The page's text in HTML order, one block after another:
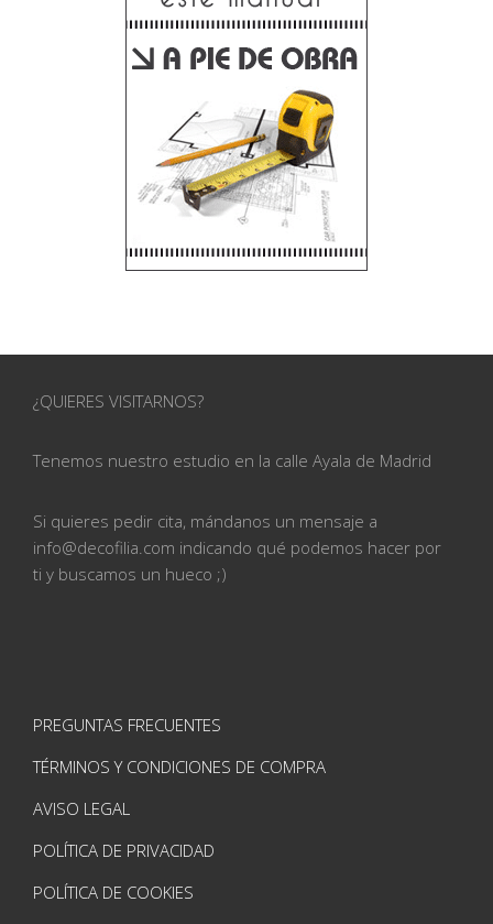
¿QUIERES VISITARNOS?
Tenemos nuestro estudio en la calle Ayala de Madrid
Si quieres pedir cita, mándanos un mensaje a
info@decofilia.com indicando qué podemos hacer por
ti y buscamos un hueco ;)
PREGUNTAS FRECUENTES
TÉRMINOS Y CONDICIONES DE COMPRA
AVISO LEGAL
POLÍTICA DE PRIVACIDAD
POLÍTICA DE COOKIES